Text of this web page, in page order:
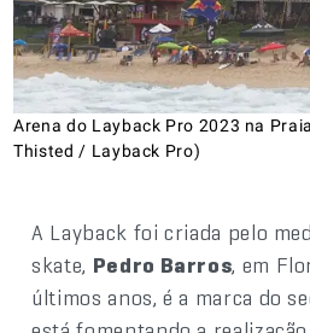
Arena do Layback Pro 2023 na
Thisted / Layback Pro)
A Layback foi criada pelo
skate, Pedro Barros, em
últimos anos, é a marca do